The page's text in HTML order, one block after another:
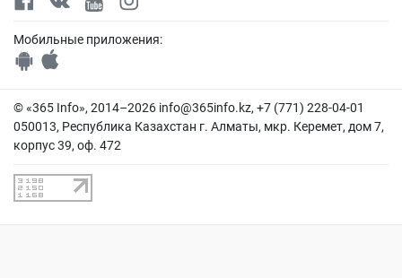
Мобильные приложения:
© «365 Info», 2014–2026 info@365info.kz, +7 (771) 228-04-01
050013, Республика Казахстан г. Алматы, мкр. Керемет, дом 7,
корпус 39, оф. 472